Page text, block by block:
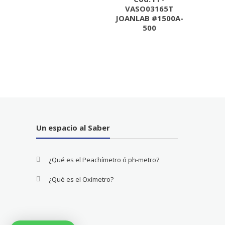
VASO03165T
JOANLAB #1500A-
500
Un espacio al Saber
¿Qué es el Peachímetro ó ph-metro?
¿Qué es el Oxímetro?